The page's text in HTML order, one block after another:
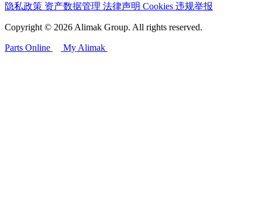
隐私政策 资产数据管理 法律声明 Cookies 违规举报
Copyright © 2026 Alimak Group. All rights reserved.
Parts Online My Alimak